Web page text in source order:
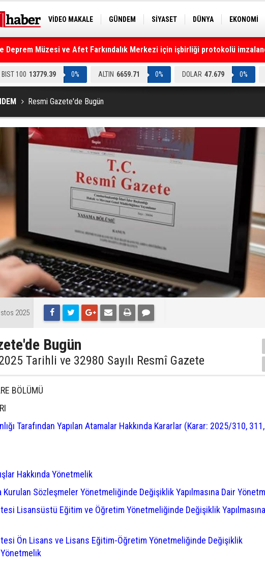
VİDEO MAKALE GÜNDEM SİYASET DÜNYA EKONOMİ
Deprem Müzesi ve Afet Farkındalık Merkezi için işbirliği protokolü
Bugün
BIST 100 13779.39 0% ALTIN 6659.71 0% DOLAR 47.679 0%
Resmi Gazete'de Bugün
2025
Bugün
Tarihli ve 32980 Sayılı Resmî Gazete
BÖLÜMÜ
Tarafından Yapılan Atamalar Hakkında Kararlar (Karar: 2025/310, 311,
Hakkında Yönetmelik
Kurulan Sözleşmeler Yönetmeliğinde Değişiklik Yapılmasına Dair
Lisansüstü Eğitim ve Öğretim Yönetmeliğinde Değişiklik Yapılmasına
Ön Lisans ve Lisans Eğitim-Öğretim Yönetmeliğinde Değişiklik
Yönetmelik